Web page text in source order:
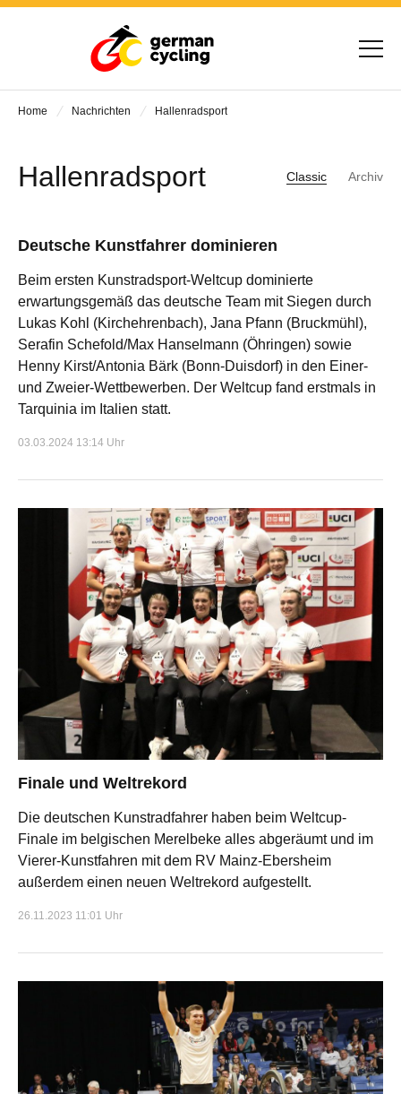
Home Nachrichten Hallenradsport
Hallenradsport Classic Archiv
Deutsche Kunstfahrer dominieren
Beim ersten Kunstradsport-Weltcup dominierte
erwartungsgemäß das deutsche Team mit Siegen durch
Lukas Kohl (Kirchehrenbach), Jana Pfann (Bruckmühl),
Serafin Schefold/Max Hanselmann (Öhringen) sowie
Henny Kirst/Antonia Bärk (Bonn-Duisdorf) in den Einer-
und Zweier-Wettbewerben. Der Weltcup fand erstmals in
Tarquinia im Italien statt.
03.03.2024 13:14 Uhr
Finale und Weltrekord
Die deutschen Kunstradfahrer haben beim Weltcup-
Finale im belgischen Merelbeke alles abgeräumt und im
Vierer-Kunstfahren mit dem RV Mainz-Ebersheim
außerdem einen neuen Weltrekord aufgestellt.
26.11.2023 11:01 Uhr